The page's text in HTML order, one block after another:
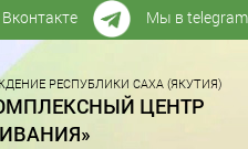
Мы в telegram
РЕСПУБЛИКИ САХА (ЯКУТИЯ)
ЦЕНТР